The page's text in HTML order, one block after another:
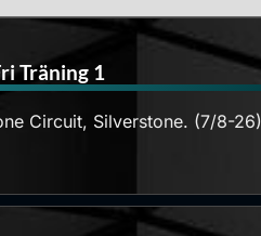
Träning 1
Circuit, Silverstone. (7/8-26)